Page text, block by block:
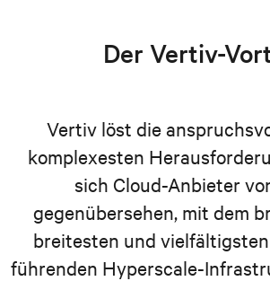
Der Vertiv-
Vertiv löst die
komplexesten
sich Cloud-Anbieter
gegenübersehen, mit dem
breitesten und
führenden Hyperscale-